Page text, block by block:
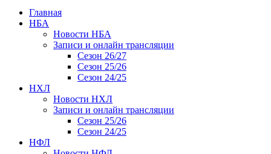
Главная
НБА
Новости НБА
Записи и онлайн трансляции
Сезон 26/27
Сезон 25/26
Сезон 24/25
НХЛ
Новости НХЛ
Записи и онлайн трансляции
Сезон 25/26
Сезон 24/25
НФЛ